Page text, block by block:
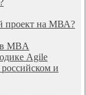
проект на МВА?
MBA
Agile
и